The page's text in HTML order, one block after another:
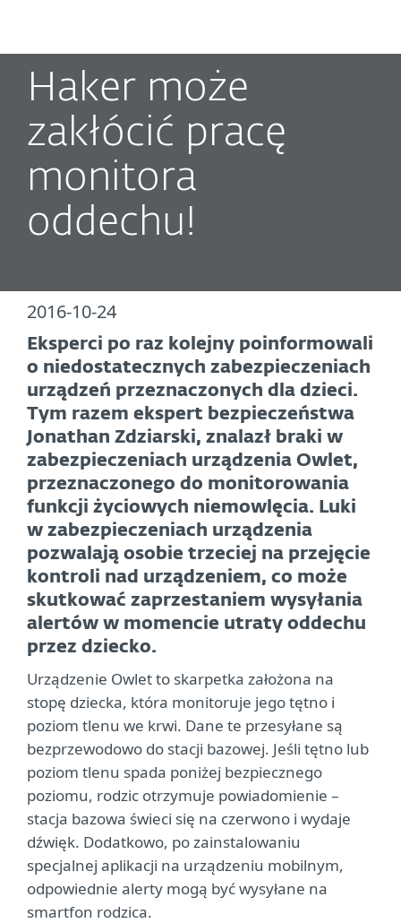
Haker może
zakłócić pracę
monitora
oddechu!
2016-10-24
Eksperci po raz kolejny poinformowali
o niedostatecznych zabezpieczeniach
urządzeń przeznaczonych dla dzieci.
Tym razem ekspert bezpieczeństwa
Jonathan Zdziarski, znalazł braki w
zabezpieczeniach urządzenia Owlet,
przeznaczonego do monitorowania
funkcji życiowych niemowlęcia. Luki
w zabezpieczeniach urządzenia
pozwalają osobie trzeciej na przejęcie
kontroli nad urządzeniem, co może
skutkować zaprzestaniem wysyłania
alertów w momencie utraty oddechu
przez dziecko.
Urządzenie Owlet to skarpetka założona na
stopę dziecka, która monitoruje jego tętno i
poziom tlenu we krwi. Dane te przesyłane są
bezprzewodowo do stacji bazowej. Jeśli tętno lub
poziom tlenu spada poniżej bezpiecznego
poziomu, rodzic otrzymuje powiadomienie –
stacja bazowa świeci się na czerwono i wydaje
dźwięk. Dodatkowo, po zainstalowaniu
specjalnej aplikacji na urządzeniu mobilnym,
odpowiednie alerty mogą być wysyłane na
smartfon rodzica.